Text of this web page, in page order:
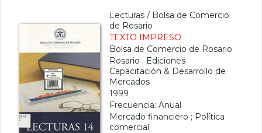
Lecturas / Bolsa de Comercio
de Rosario
TEXTO IMPRESO
Bolsa de Comercio de Rosario
Rosario : Ediciones
Capacitación & Desarrollo de
Mercados
1999
Frecuencia: Anual
Mercado financiero ; Política
comercial